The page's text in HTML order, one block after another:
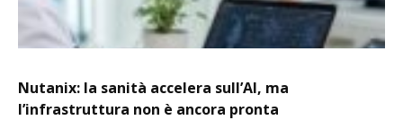
Nutanix: la sanità accelera sull’AI, ma
l’infrastruttura non è ancora pronta